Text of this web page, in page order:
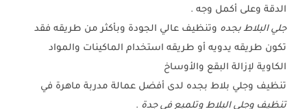
الدقة وعلى أكمل وجه .
جلي البلاط بجده وتنظيف عالي الجودة وبأكثر من طريقه فقد
تكون طريقه يدويه أو طريقه استخدام الماكينات والمواد
الكاوية لإزالة البقع والأوساخ
تنظيف وجلي بلاط بجده لدى أفضل عمالة مدربة ماهرة في
تنظيف وجلي البلاط وتلميع في جدة .